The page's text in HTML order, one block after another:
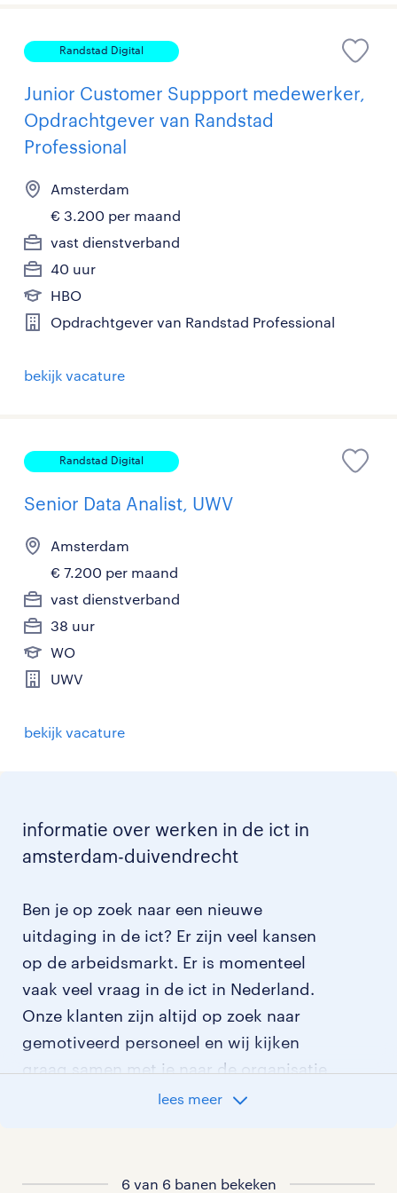
Randstad Digital
Junior Customer Suppport medewerker,
Opdrachtgever van Randstad
Professional
Amsterdam
€ 3.200 per maand
vast dienstverband
40 uur
HBO
Opdrachtgever van Randstad Professional
bekijk vacature
Randstad Digital
Senior Data Analist, UWV
Amsterdam
€ 7.200 per maand
vast dienstverband
38 uur
WO
UWV
bekijk vacature
informatie over werken in de ict in
amsterdam-duivendrecht
Ben je op zoek naar een nieuwe
uitdaging in de ict? Er zijn veel kansen
op de arbeidsmarkt. Er is momenteel
vaak veel vraag in de ict in Nederland.
Onze klanten zijn altijd op zoek naar
gemotiveerd personeel en wij kijken
graag samen met je naar de organisatie
die het beste bij je past. In ons overzicht
lees meer
6 van 6 banen bekeken